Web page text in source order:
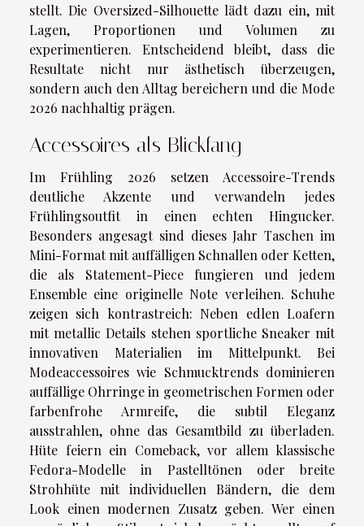
stellt. Die Oversized-Silhouette lädt dazu ein, mit
Lagen, Proportionen und Volumen zu
experimentieren. Entscheidend bleibt, dass die
Resultate nicht nur ästhetisch überzeugen,
sondern auch den Alltag bereichern und die Mode
2026 nachhaltig prägen.
Accessoires als Blickfang
Im Frühling 2026 setzen Accessoire-Trends
deutliche Akzente und verwandeln jedes
Frühlingsoutfit in einen echten Hingucker.
Besonders angesagt sind dieses Jahr Taschen im
Mini-Format mit auffälligen Schnallen oder Ketten,
die als Statement-Piece fungieren und jedem
Ensemble eine originelle Note verleihen. Schuhe
zeigen sich kontrastreich: Neben edlen Loafern
mit metallic Details stehen sportliche Sneaker mit
innovativen Materialien im Mittelpunkt. Bei
Modeaccessoires wie Schmucktrends dominieren
auffällige Ohrringe in geometrischen Formen oder
farbenfrohe Armreife, die subtil Eleganz
ausstrahlen, ohne das Gesamtbild zu überladen.
Hüte feiern ein Comeback, vor allem klassische
Fedora-Modelle in Pastelltönen oder breite
Strohhüte mit individuellen Bändern, die dem
Look einen modernen Zusatz geben. Wer einen